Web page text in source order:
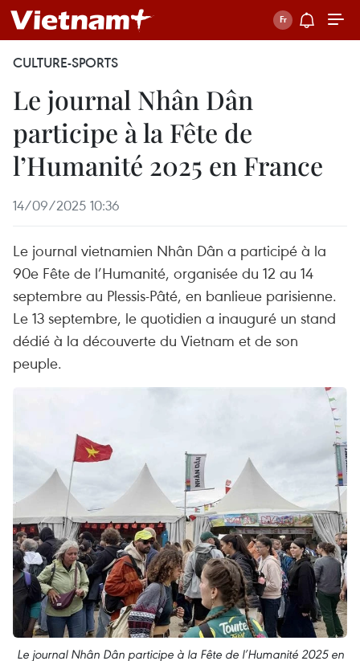
CULTURE-SPORTS
Le journal Nhân Dân
participe à la Fête de
l’Humanité 2025 en France
14/09/2025 10:36
Le journal vietnamien Nhân Dân a participé à la
90e Fête de l’Humanité, organisée du 12 au 14
septembre au Plessis-Pâté, en banlieue parisienne.
Le 13 septembre, le quotidien a inauguré un stand
dédié à la découverte du Vietnam et de son
peuple.
Le journal Nhân Dân participe à la Fête de l’Humanité 2025 en